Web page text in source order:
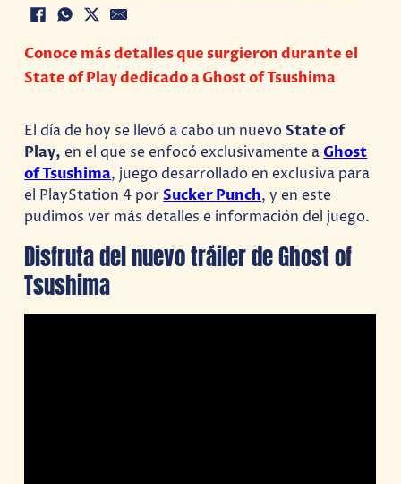
Conoce más detalles que surgieron durante el
State of Play dedicado a Ghost of Tsushima
El día de hoy se llevó a cabo un nuevoState of
Play, en el que se enfocó exclusivamente aGhost
of Tsushima, juego desarrollado en exclusiva para
el PlayStation 4 porSucker Punch, y en este
pudimos ver más detalles e información del juego.
Disfruta del nuevo tráiler de Ghost of
Tsushima